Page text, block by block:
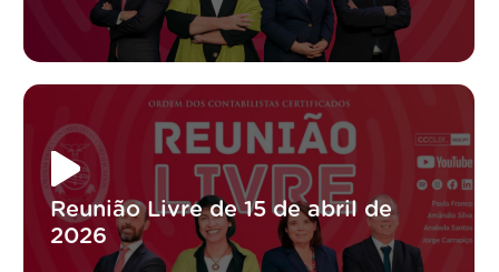
Reunião Livre de 15 de abril de
2026